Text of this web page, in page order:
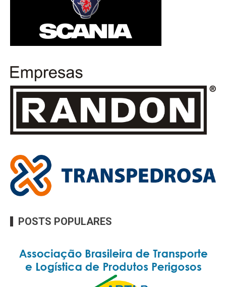
POSTS POPULARES